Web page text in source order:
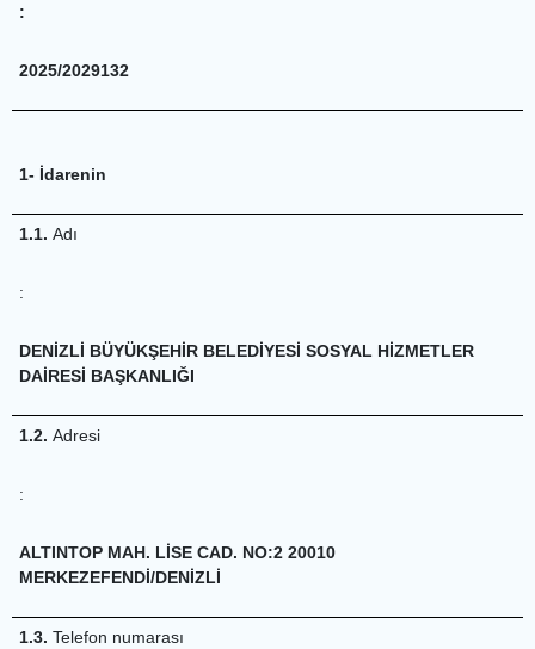
:
2025/2029132
1- İdarenin
1.1. Adı
:
DENİZLİ BÜYÜKŞEHİR BELEDİYESİ SOSYAL HİZMETLER
DAİRESİ BAŞKANLIĞI
1.2. Adresi
:
ALTINTOP MAH. LİSE CAD. NO:2 20010
MERKEZEFENDİ/DENİZLİ
1.3. Telefon numarası